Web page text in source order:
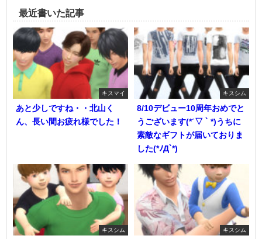
最近書いた記事
キスマイ
あと少しですね・・北山く
ん、長い間お疲れ様でした！
キスシム
8/10デビュー10周年おめでと
うございます(*ˊ▽ ` *)うちに
素敵なギフトが届いておりま
した(*ﾉД`*)
キスシム キスシム